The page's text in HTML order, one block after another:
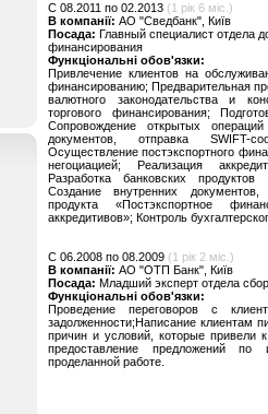
C 08.2011 по 02.2013 (1 рік 6 міс.)
В компанії: АО "Сведбанк", Київ
Посада: Главный специалист отдела
финансирования
Функціональні обов'язки:
Привлечение клиентов на
финансированию; Предварительная
валютного законодательства и
торгового финансирования;
Сопровождение открытых операций
документов, отправка SWIFT-
Осуществление постэкспортного
негоциацией; Реализация
Разработка банковских
Создание внутренних
продукта «Постэкспортное
аккредитивов»; Контроль
C 06.2008 по 08.2009 (1 рік 2 міс.)
В компанії: АО "ОТП Банк", Київ
Посада: Младший эксперт отдела
Функціональні обов'язки:
Проведение переговоров с
задолженности;Написание клиентам
причин и условий, которые привели
предоставление предложений
проделанной работе.